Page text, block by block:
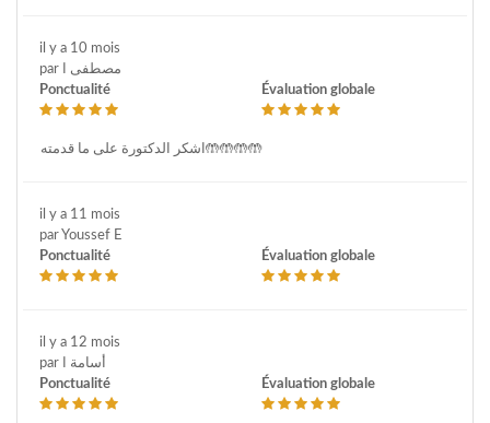
il y a 10 mois
par مصطفى ا
Ponctualité
Évaluation globale
اشكر الدكتورة على ما قدمته🤲🤲🤲🤲
il y a 11 mois
par Youssef E
Ponctualité
Évaluation globale
il y a 12 mois
par أسامة ا
Ponctualité
Évaluation globale